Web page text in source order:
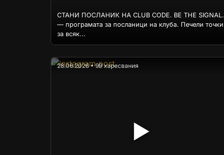
СТАНИ ПОСЛАНИК НА CLUB CODE. BE THE SIGNAL.
— програмата за посланици на клуба. Печели точки
за всяк...
▶
28.06.2026 • 99 харесвания